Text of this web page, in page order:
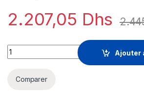
2.207,05 Dhs
Absolute Resilience - licence
Ajouter
Comparer